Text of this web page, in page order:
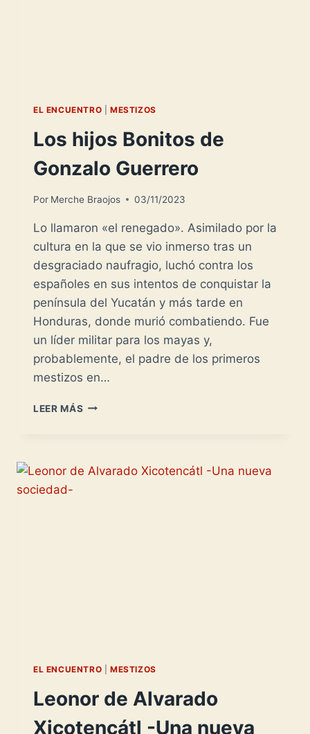
EL ENCUENTRO MESTIZOS
Los hijos Bonitos de
Gonzalo Guerrero
Por Merche Braojos 03/11/2023
Lo llamaron «el renegado». Asimilado por la
cultura en la que se vio inmerso tras un
desgraciado naufragio, luchó contra los
españoles en sus intentos de conquistar la
península del Yucatán y más tarde en
Honduras, donde murió combatiendo. Fue
un líder militar para los mayas y,
probablemente, el padre de los primeros
mestizos en…
LEER MÁS LOS
GUERRERO
EL ENCUENTRO MESTIZOS
Leonor de Alvarado
Xicotencátl -Una nueva